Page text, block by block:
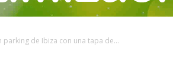
parking de Ibiza con una tapa de...